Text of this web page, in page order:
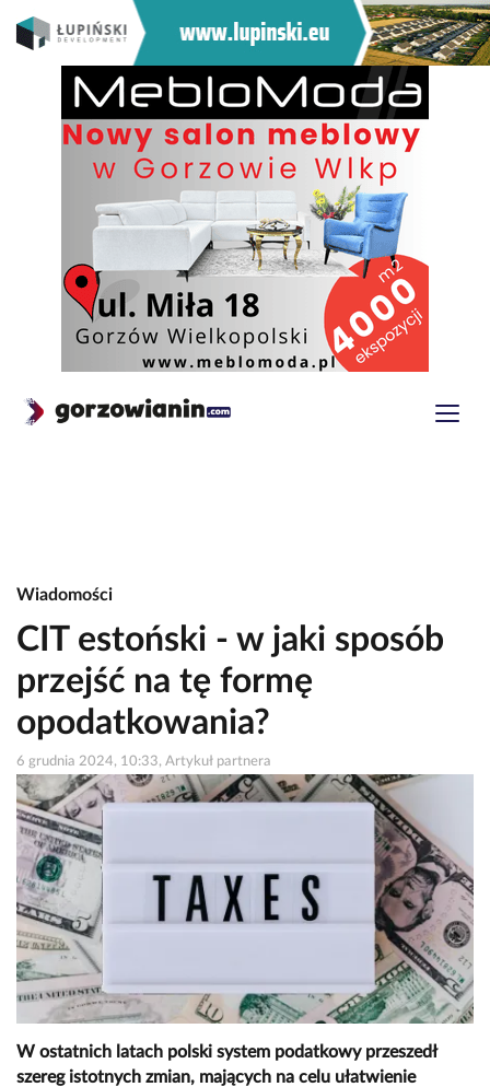
Wiadomości
CIT estoński - w jaki sposób
przejść na tę formę
opodatkowania?
6 grudnia 2024, 10:33, Artykuł partnera
W ostatnich latach polski system podatkowy przeszedł
szereg istotnych zmian, mających na celu ułatwienie